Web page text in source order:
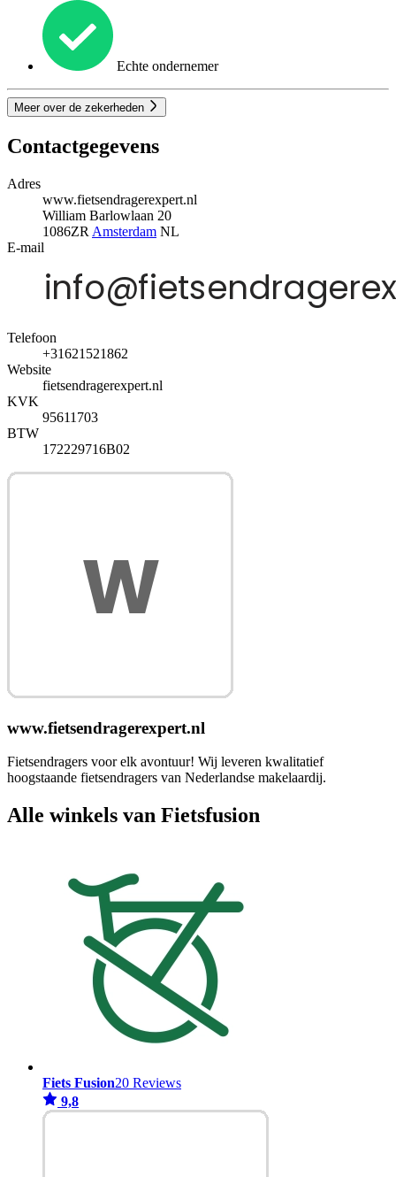
Echte ondernemer
Meer over de zekerheden
Contactgegevens
Adres
www.fietsendragerexpert.nl
William Barlowlaan 20
1086ZR Amsterdam NL
E-mail
Telefoon
+31621521862
Website
fietsendragerexpert.nl
KVK
95611703
BTW
172229716B02
www.fietsendragerexpert.nl
Fietsendragers voor elk avontuur! Wij leveren kwalitatief
hoogstaande fietsendragers van Nederlandse makelaardij.
Alle winkels van Fietsfusion
Fiets Fusion20 Reviews
9,8